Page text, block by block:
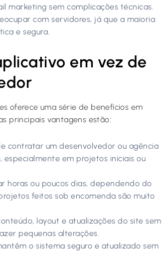
marketing sem complicações técnicas.
com servidores, já que a maioria
e segura.
em vez de
oferece uma série de benefícios em
principais vantagens estão:
contratar um desenvolvedor ou agência
em projetos iniciais ou
horas ou poucos dias, dependendo do
feitos sob encomenda são muito
layout e atualizações do site sem
pequenas alterações.
o sistema seguro e atualizado sem